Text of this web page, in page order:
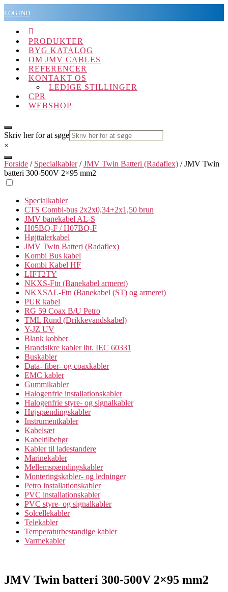
til
indholdet
LOG IND

PRODUKTER
BYG KATALOG
OM JMV CABLES
REFERENCER
KONTAKT OS
LEDIGE STILLINGER
CPR
WEBSHOP
Skriv her for at søge
×
Forside / Specialkabler/JMV Twin Batteri (Radaflex) / JMV Twin
batteri 300-500V 2×95 mm2
Specialkabler
CTS Combi-bus 2x2x0,34+2x1,50 brun
JMV banekabel AL-S
H05BQ-F / H07BQ-F
Højttalerkabel
JMV Twin Batteri (Radaflex)
Kombi Bus kabel
Kombi Kabel HF
LIFT2TY
NKXS-Ftn (Banekabel armeret)
NKXSAL-Ftn (Banekabel (ST) og armeret)
PUR kabel
RG 59 Coax B/U Petro
TML Rund (Drikkevandskabel)
Y-JZ UV
Blank kobber
Brandsikre kabler iht. IEC 60331
Buskabler
Data- fiber- og coaxkabler
EMC kabler
Gummikabler
Halogenfrie installationskabler
Halogenfrie styre- og signalkabler
Højspændingskabler
Instrumentkabler
Kabelsæt
Kabeltilbehør
Kabler til ladestandere
Marinekabler
Mellemspændingskabler
Monteringskabler- og ledninger
Petro installationskabler
PVC installationskabler
PVC styre- og signalkabler
Solcellekabler
Telekabler
Temperaturbestandige kabler
Varmekabler
JMV Twin batteri 300-500V 2×95 mm2